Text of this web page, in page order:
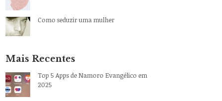
Como seduzir uma mulher
Mais Recentes
Top 5 Apps de Namoro Evangélico em
2025